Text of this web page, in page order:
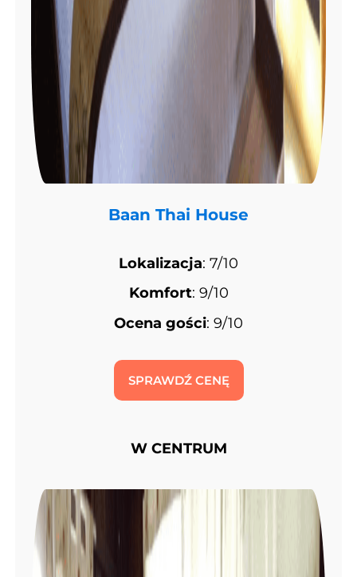
Baan Thai House
Lokalizacja: 7/10
Komfort: 9/10
Ocena gości: 9/10
SPRAWDŹ CENĘ
W CENTRUM